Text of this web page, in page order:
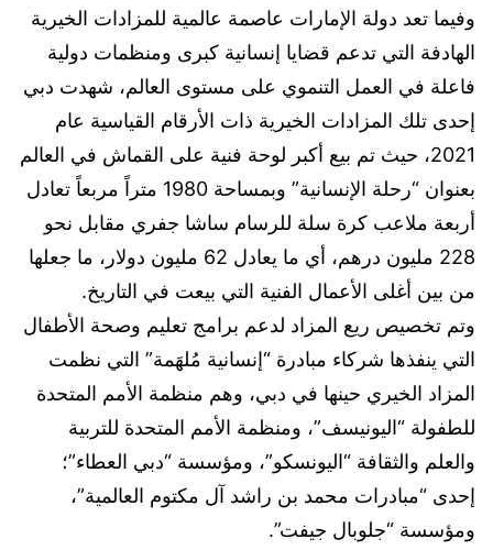
وفيما تعد دولة الإمارات عاصمة عالمية للمزادات الخيرية
الهادفة التي تدعم قضايا إنسانية كبرى ومنظمات دولية
فاعلة في العمل التنموي على مستوى العالم، شهدت دبي
إحدى تلك المزادات الخيرية ذات الأرقام القياسية عام
2021، حيث تم بيع أكبر لوحة فنية على القماش في العالم
بعنوان “رحلة الإنسانية” وبمساحة 1980 متراً مربعاً تعادل
أربعة ملاعب كرة سلة للرسام ساشا جفري مقابل نحو
228 مليون درهم، أي ما يعادل 62 مليون دولار، ما جعلها
من بين أغلى الأعمال الفنية التي بيعت في التاريخ.
وتم تخصيص ريع المزاد لدعم برامج تعليم وصحة الأطفال
التي ينفذها شركاء مبادرة “إنسانية مُلهَمة” التي نظمت
المزاد الخيري حينها في دبي، وهم منظمة الأمم المتحدة
للطفولة “اليونيسف”، ومنظمة الأمم المتحدة للتربية
والعلم والثقافة “اليونسكو”، ومؤسسة “دبي العطاء”؛
إحدى “مبادرات محمد بن راشد آل مكتوم العالمية”،
ومؤسسة “جلوبال جيفت”.